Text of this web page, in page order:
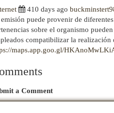
410 days ago
puede provenir de
sobre el organismo
compatibilizar la realización
maps.app.goo.gl/
a Comment